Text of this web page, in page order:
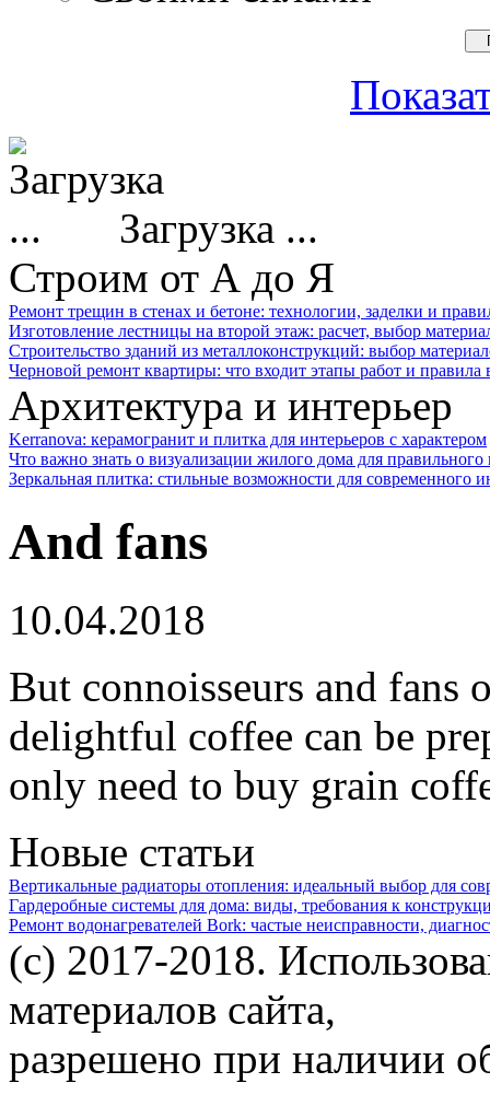
Загрузка ...
Строим от А до Я
Ремонт трещин в стенах и бетоне: технологии, заделки и
Изготовление лестницы на второй этаж: расчет, выбор
Строительство зданий из металлоконструкций: выбор
Черновой ремонт квартиры: что входит этапы работ и
Архитектура и интерьер
Kerranova: керамогранит и плитка для интерьеров с характером
Что важно знать о визуализации жилого дома для
Зеркальная плитка: стильные возможности для современного
And fans
10.04.2018
But connoisseurs and fans
delightful coffee can be
only need to buy grain
Новые статьи
Вертикальные радиаторы отопления: идеальный выбор для
Гардеробные системы для дома: виды, требования к
Ремонт водонагревателей Bork: частые неисправности,
(c) 2017-2018.
материалов сайта,
разрешено при наличии